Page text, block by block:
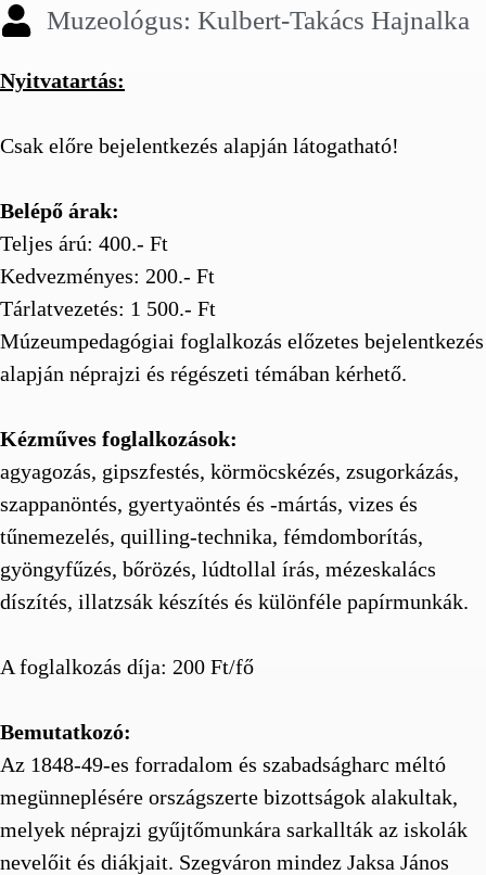
Muzeológus: Kulbert-Takács Hajnalka
Nyitvatartás:
Csak előre bejelentkezés alapján látogatható!
Belépő árak:
Teljes árú: 400.- Ft
Kedvezményes: 200.- Ft
Tárlatvezetés: 1 500.- Ft
Múzeumpedagógiai foglalkozás előzetes bejelentkezés
alapján néprajzi és régészeti témában kérhető.
Kézműves foglalkozások:
agyagozás, gipszfestés, körmöcskézés, zsugorkázás,
szappanöntés, gyertyaöntés és -mártás, vizes és
tűnemezelés, quilling-technika, fémdomborítás,
gyöngyfűzés, bőrözés, lúdtollal írás, mézeskalács
díszítés, illatzsák készítés és különféle papírmunkák.
A foglalkozás díja: 200 Ft/fő
Bemutatkozó:
Az 1848-49-es forradalom és szabadságharc méltó
megünneplésére országszerte bizottságok alakultak,
melyek néprajzi gyűjtőmunkára sarkallták az iskolák
nevelőit és diákjait. Szegváron mindez Jaksa János